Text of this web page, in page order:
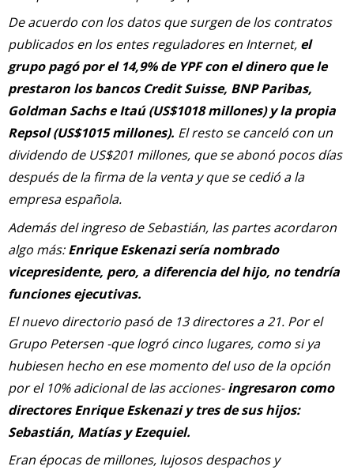
De acuerdo con los datos que surgen de los contratos
publicados en los entes reguladores en Internet, el
grupo pagó por el 14,9% de YPF con el dinero que le
prestaron los bancos Credit Suisse, BNP Paribas,
Goldman Sachs e Itaú (US$1018 millones) y la propia
Repsol (US$1015 millones). El resto se canceló con un
dividendo de US$201 millones, que se abonó pocos días
después de la firma de la venta y que se cedió a la
empresa española.
Además del ingreso de Sebastián, las partes acordaron
algo más:Enrique Eskenazi sería nombrado
vicepresidente, pero, a diferencia del hijo, no tendría
funciones ejecutivas.
El nuevo directorio pasó de 13 directores a 21. Por el
Grupo Petersen -que logró cinco lugares, como si ya
hubiesen hecho en ese momento del uso de la opción
por el 10% adicional de las acciones-ingresaron como
directores Enrique Eskenazi y tres de sus hijos:
Sebastián, Matías y Ezequiel.
Eran épocas de millones, lujosos despachos y